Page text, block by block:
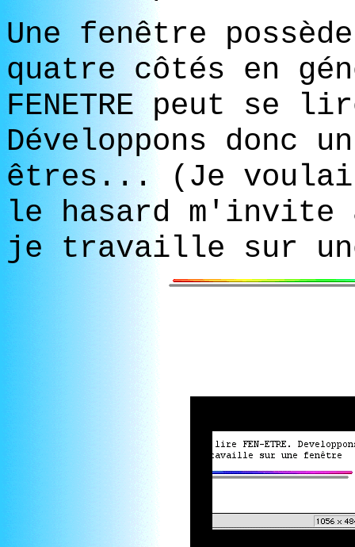
Une fenêtre
quatre côtés en
FENETRE peut se
Développons donc
êtres... (Je
le hasard
je travaille sur